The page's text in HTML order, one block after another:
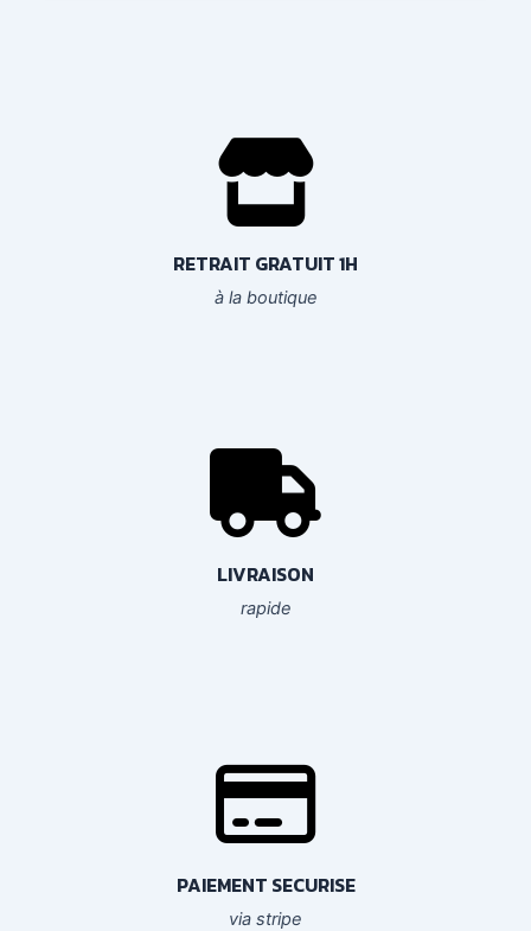
RETRAIT GRATUIT 1H
à la boutique
LIVRAISON
rapide
PAIEMENT SECURISE
via stripe